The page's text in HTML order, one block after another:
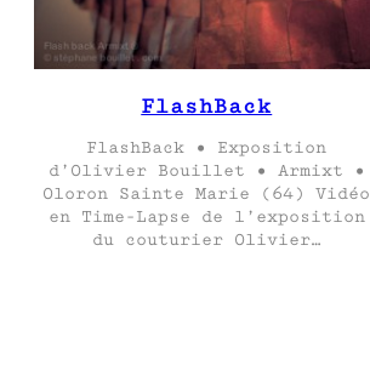
FlashBack
FlashBack • Exposition
d’Olivier Bouillet • Armixt •
Oloron Sainte Marie (64) Vidéo
en Time-Lapse de l’exposition
du couturier Olivier…